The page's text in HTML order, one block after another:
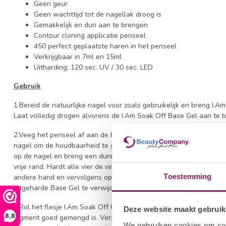
Toestemming
Deze website maakt
8,8
Geen geur
Geen wachttijd tot de nagellak droog is
Gemakkelijk en dun aan te brengen
Contour cloning applicatie penseel
450 perfect geplaatste haren in het penseel
Verkrijgbaar in 7ml en 15ml
Uitharding: 120 sec. UV / 30 sec. LED
Gebruik
1.Bereid de natuurlijke nagel voor zoals gebruikelijk en breng
Laat volledig drogen alvorens de I.Am Soak Off Base Gel aan te
2.Veeg het penseel af aan de hals van het flesje om overtollig
nagel om de houdbaarheid te garanderen en krimpen van het
op de nagel en breng een dunne laag I.Am Soak Off Base Gel
vrije rand. Hardt alle vier de vingers samen uit gedurende 120
andere hand en vervolgens op de duimen. Optioneel: borstel
uitgeharde Base Gel te verwijderen om de kans op krimpen te
3.Rol het flesje I.Am Soak Off Gel Polish ondersteboven tussen
pigment goed gemengd is. Verzegel de vrije rand met I.Am Soak